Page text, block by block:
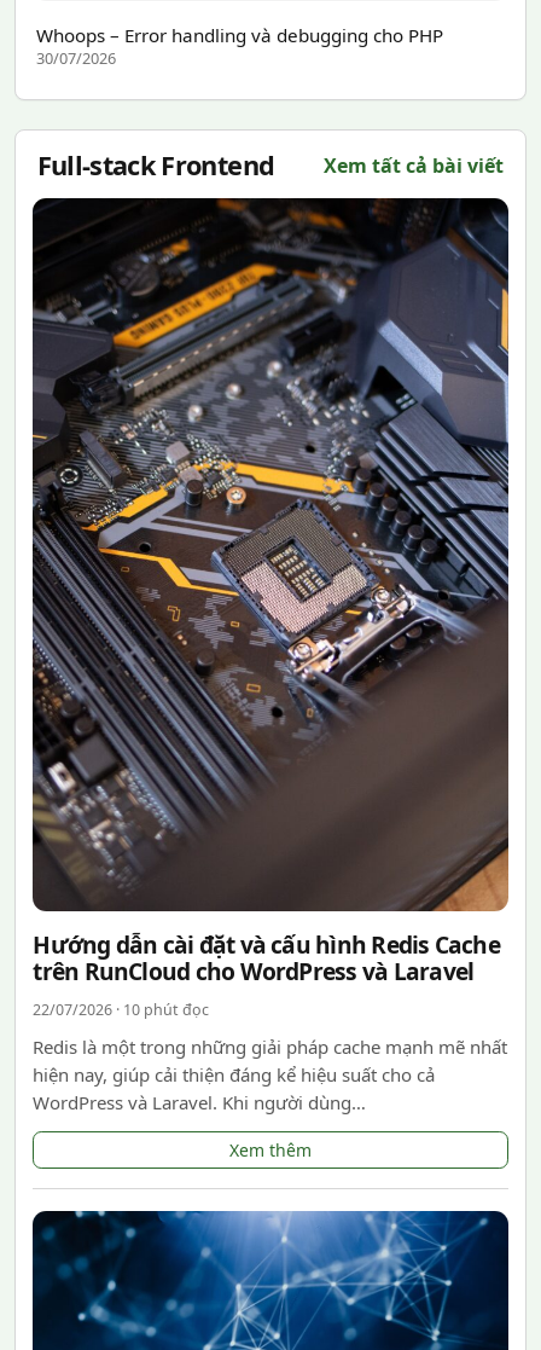
Whoops – Error handling và debugging cho PHP
30/07/2026
Full-stack Frontend Xem tất cả bài viết
Hướng dẫn cài đặt và cấu hình Redis Cache
trên RunCloud cho WordPress và Laravel
22/07/2026 · 10 phút đọc
Redis là một trong những giải pháp cache mạnh mẽ nhất
hiện nay, giúp cải thiện đáng kể hiệu suất cho cả
WordPress và Laravel. Khi người dùng…
Xem thêm